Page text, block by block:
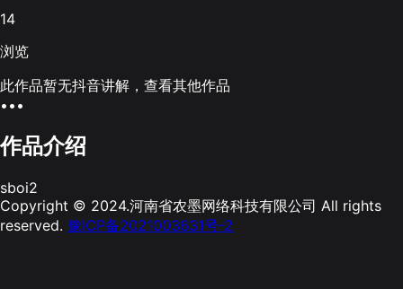
14
浏览
此作品暂无抖音讲解，查看其他作品
•••
作品介绍
sboi2
Copyright © 2024.河南省农墨网络科技有限公司 All rights
reserved. 豫ICP备2021003631号-2